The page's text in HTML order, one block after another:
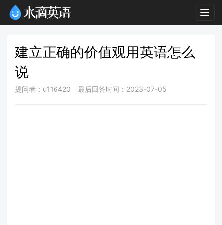
建立正确的价值观用英语怎么
说
提问者：u116420 最后回答时间：2023-07-05